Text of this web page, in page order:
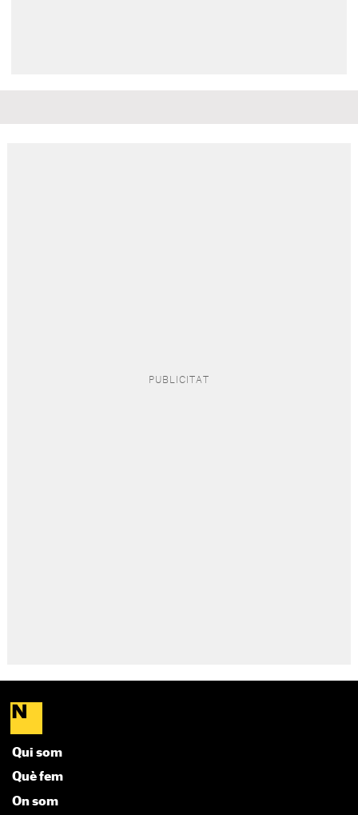
Qui som
Què fem
On som